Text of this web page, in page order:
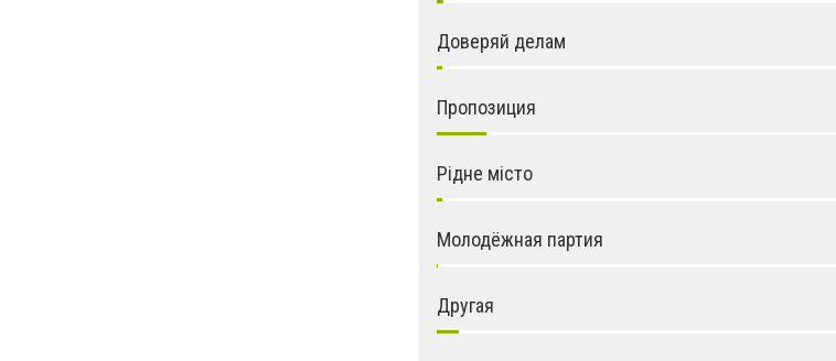
Доверяй делам
Пропозиция
Рідне місто
Молодёжная партия
Другая